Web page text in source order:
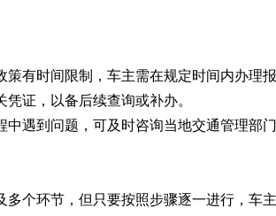
有时间限制，车主需在规定时间内办理报
证，以备后续查询或补办。
遇到问题，可及时咨询当地交通管理部门
多个环节，但只要按照步骤逐一进行，车